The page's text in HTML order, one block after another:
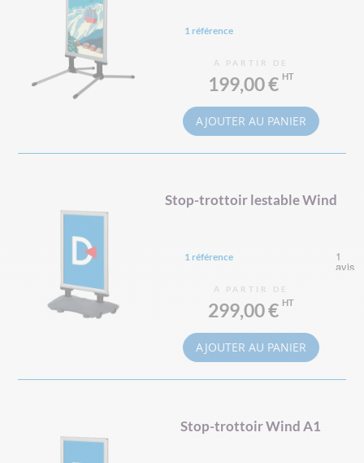
1 référence
À PARTIR DE
199,00 €
AJOUTER AU PANIER
Stop-trottoir lestable Wind
1 référence
À PARTIR DE
299,00 €
AJOUTER AU PANIER
Stop-trottoir Wind A1